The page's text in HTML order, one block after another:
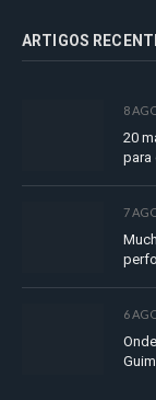
ARTIGOS
8
20
para
7
6